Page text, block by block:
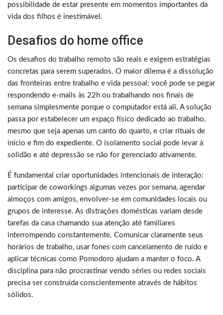
possibilidade de estar presente em momentos importantes da
vida dos filhos é inestimável.
Desafios do home office
Os desafios do trabalho remoto são reais e exigem estratégias
concretas para serem superados. O maior dilema é a dissolução
das fronteiras entre trabalho e vida pessoal: você pode se pegar
respondendo e-mails às 22h ou trabalhando nos finais de
semana simplesmente porque o computador está ali. A solução
passa por estabelecer um espaço físico dedicado ao trabalho,
mesmo que seja apenas um canto do quarto, e criar rituais de
início e fim do expediente. O isolamento social pode levar à
solidão e até depressão se não for gerenciado ativamente.
É fundamental criar oportunidades intencionais de interação:
participar de coworkings algumas vezes por semana, agendar
almoços com amigos, envolver-se em comunidades locais ou
grupos de interesse. As distrações domésticas variam desde
tarefas da casa chamando sua atenção até familiares
interrompendo constantemente. Comunicar claramente seus
horários de trabalho, usar fones com cancelamento de ruído e
aplicar técnicas como Pomodoro ajudam a manter o foco. A
disciplina para não procrastinar vendo séries ou redes sociais
precisa ser construída conscientemente através de hábitos
sólidos.